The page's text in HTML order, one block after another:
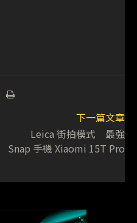
下一篇文章
Leica 街拍模式 最強
Snap 手機 Xiaomi 15T Pro